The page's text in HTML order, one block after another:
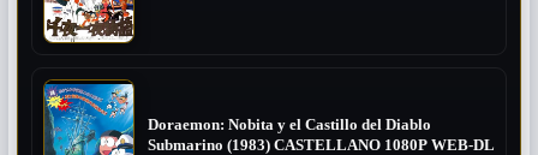
Doraemon: Nobita y el Castillo del Diablo
Submarino (1983) CASTELLANO 1080P WEB-DL